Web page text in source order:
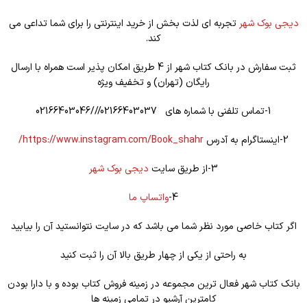
دیجی بوک شهر تجربه ای لذت بخش از خرید اینترنتی را برای شما تداعی می
کند.
ثبت سفارش در بانک کتاب شهر از 4 طریق امکان پذیر است همراه با ارسال
رایگان (تهران) و تخفیف ویژه
1-تماس تلفنی با شماره های 02166403037///02166403046
2-اینستاگرام به آدرس
https://www.instagram.com/Book_shahr/
3-از طریق سایت
دیجی بوک شهر
4- واتساپ ما
اگر کتاب خاصی مورد نظر شما می باشد که در سایت نتوانستید آن را بیابید
به راحتی از یکی از چهار طریق بالا آن را ثبت کنید
بانک کتاب شهر فعال ترین مجموعه در زمینه فروش کتاب بوده و با دارا بودن
کامترین آرشیو در تمامی زمینه ها